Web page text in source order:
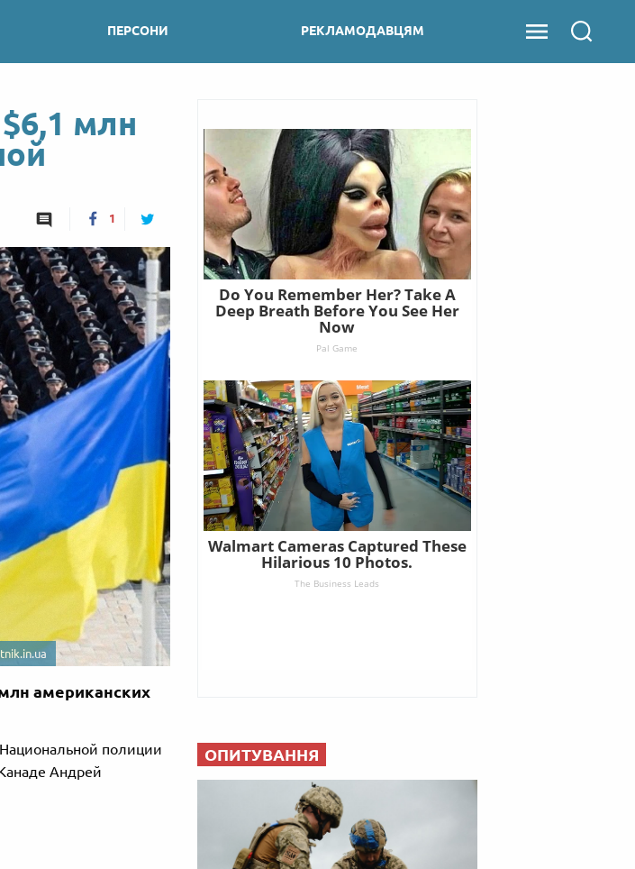
ПЕРСОНИ РЕКЛАМОДАВЦЯМ
млн
1
американских
полиции
Андрей
ОПИТУВАННЯ